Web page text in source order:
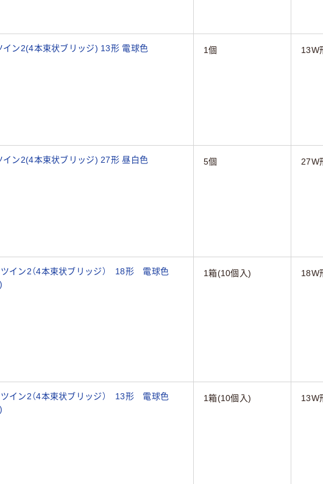
ン2(4本束状ブリッジ) 13形 電球色
1個 13W
ン2(4本束状ブリッジ) 27形 昼白色
5個 27W
イン2（4本束状ブリッジ） 18形 電球色
1箱(10個入) 18W
イン2（4本束状ブリッジ） 13形 電球色
1箱(10個入) 13W